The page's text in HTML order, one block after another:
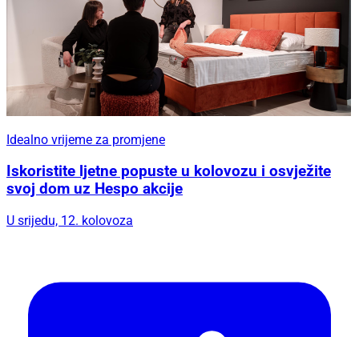
Idealno vrijeme za promjene
Iskoristite ljetne popuste u kolovozu i osvježite
svoj dom uz Hespo akcije
U srijedu, 12. kolovoza